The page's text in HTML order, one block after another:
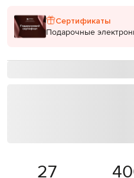
Сертификаты
Подарочные
27